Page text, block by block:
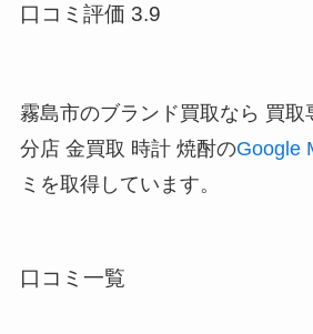
口コミ評価 3.9
霧島市のブランド買取なら 買取
分店 金買取 時計 焼酎のGoogle
ミを取得しています。
口コミ一覧